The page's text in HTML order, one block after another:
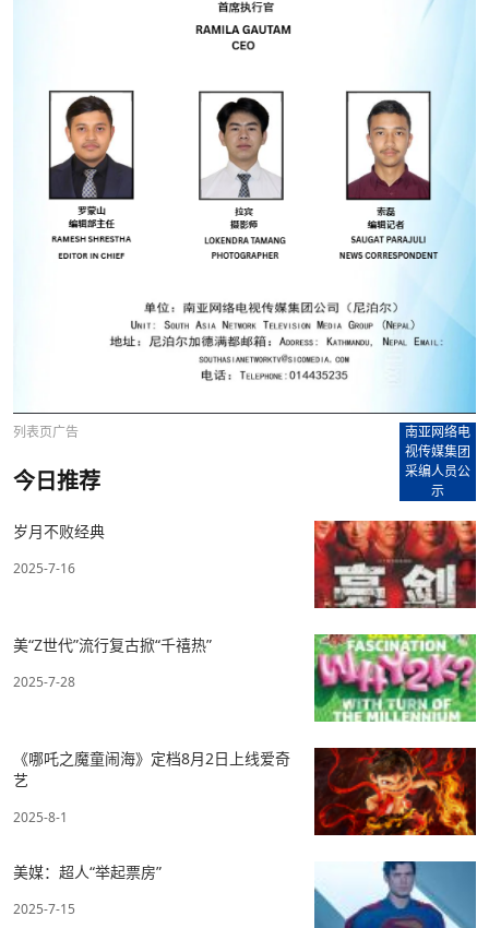
列表页广告
南亚网络电
视传媒集团
采编人员公
示
今日推荐
岁月不败经典
2025-7-16
美“Z世代”流行复古掀“千禧热”
2025-7-28
《哪吒之魔童闹海》定档8月2日上线爱奇
艺
2025-8-1
美媒：超人“举起票房”
2025-7-15